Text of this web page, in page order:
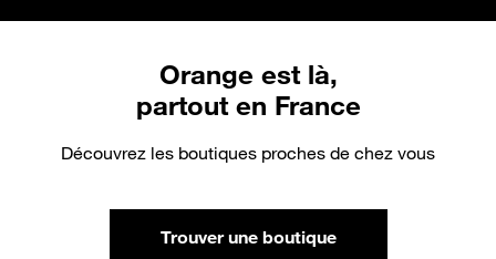
Orange est là,
partout en France
Découvrez les boutiques proches de chez vous
Trouver une boutique